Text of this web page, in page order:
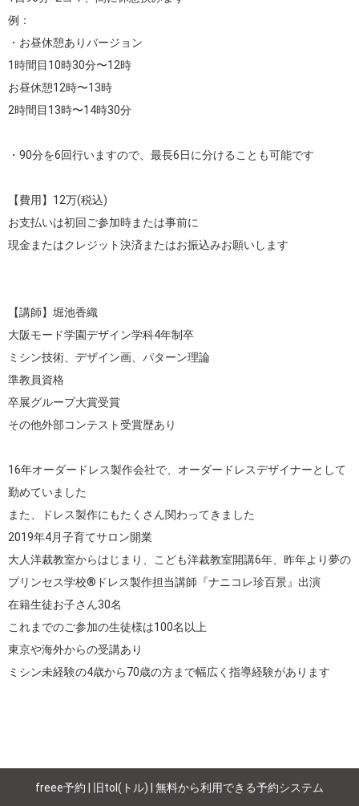
例：
・お昼休憩ありバージョン
1時間目10時30分〜12時
お昼休憩12時〜13時
2時間目13時〜14時30分
・90分を6回行いますので、最長6日に分けることも可能です
【費用】12万(税込)
お支払いは初回ご参加時または事前に
現金またはクレジット決済またはお振込みお願いします
【講師】堀池香織
大阪モード学園デザイン学科4年制卒
ミシン技術、デザイン画、パターン理論
準教員資格
卒展グループ大賞受賞
その他外部コンテスト受賞歴あり
16年オーダードレス製作会社で、オーダードレスデザイナーとして
勤めていました
また、ドレス製作にもたくさん関わってきました
2019年4月子育てサロン開業
大人洋裁教室からはじまり、こども洋裁教室開講6年、昨年より夢の
プリンセス学校®︎ドレス製作担当講師『ナニコレ珍百景』出演
在籍生徒お子さん30名
これまでのご参加の生徒様は100名以上
東京や海外からの受講あり
ミシン未経験の4歳から70歳の方まで幅広く指導経験があります
freee予約 | 旧tol(トル) | 無料から利用できる予約システム